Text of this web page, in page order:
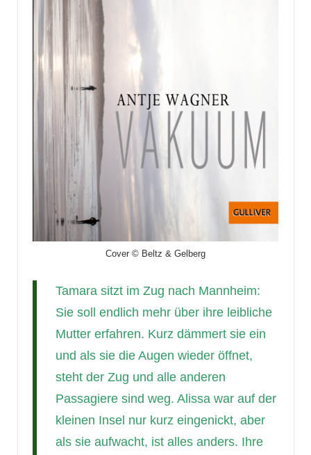
Cover © Beltz & Gelberg
Tamara sitzt im Zug nach Mannheim:
Sie soll endlich mehr über ihre leibliche
Mutter erfahren. Kurz dämmert sie ein
und als sie die Augen wieder öffnet,
steht der Zug und alle anderen
Passagiere sind weg. Alissa war auf der
kleinen Insel nur kurz eingenickt, aber
als sie aufwacht, ist alles anders. Ihre